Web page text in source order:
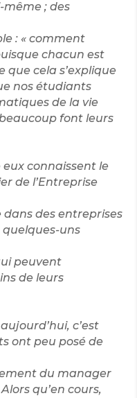
; des
: « comment
chacun est
que cela s’explique
nos étudiants
de la vie
font leurs
connaissent le
de l’Entreprise
des entreprises
quelques-uns
peuvent
de leurs
c’est
ont peu posé de
du manager
qu’en cours,